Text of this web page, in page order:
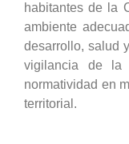
habitantes de la
ambiente
desarrollo, salud
vigilancia de la
normatividad en
territorial.